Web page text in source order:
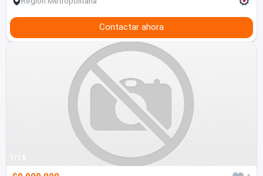
Contactar ahora
1/19